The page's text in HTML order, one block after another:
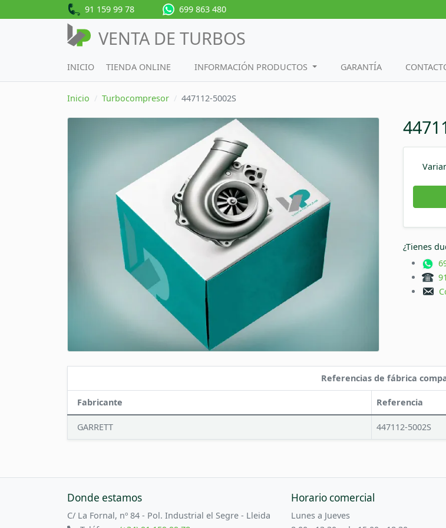
91 159 99 78 699 863 480
VENTA DE TURBOS
INICIO TIENDA ONLINE INFORMACIÓN PRODUCTOS GARANTÍA
Inicio Turbocompresor 447112-5002S
¿Tienes
Referencias de fábrica
Fabricante Referencia
GARRETT 447112-5002S
Donde estamos
C/ La Fornal, nº 84 - Pol. Industrial el Segre - Lleida
Horario comercial
Lunes a Jueves